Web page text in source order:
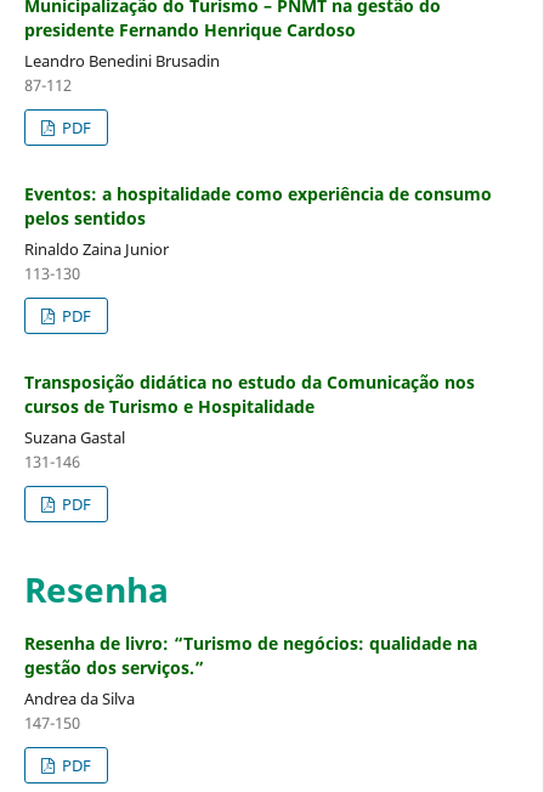
Municipalização do Turismo – PNMT na gestão do
presidente Fernando Henrique Cardoso
Leandro Benedini Brusadin
87-112
PDF
Eventos: a hospitalidade como experiência de consumo
pelos sentidos
Rinaldo Zaina Junior
113-130
PDF
Transposição didática no estudo da Comunicação nos
cursos de Turismo e Hospitalidade
Suzana Gastal
131-146
PDF
Resenha
Resenha de livro: “Turismo de negócios: qualidade na
gestão dos serviços.”
Andrea da Silva
147-150
PDF